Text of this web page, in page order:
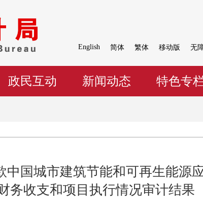
English 简体 繁体 移动版 无
政民互动 新闻动态 特色专
国城市建筑节能和可再生能源
务收支和项目执行情况审计结果